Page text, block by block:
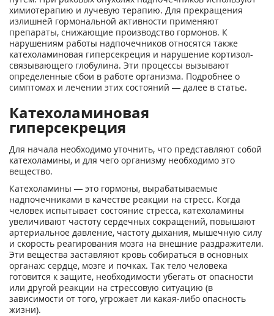
химиотерапию и лучевую терапию. Для прекращения
излишней гормональной активности применяют
препараты, снижающие производство гормонов. К
нарушениям работы надпочечников относятся также
катехоламиновая гиперсекреция и нарушение кортизол-
связывающего глобулина. Эти процессы вызывают
определенные сбои в работе организма. Подробнее о
симптомах и лечении этих состояний — далее в статье.
Катехоламиновая
гиперсекреция
Для начала необходимо уточнить, что представляют собой
катехоламины, и для чего организму необходимо это
вещество.
Катехоламины — это гормоны, вырабатываемые
надпочечниками в качестве реакции на стресс. Когда
человек испытывает состояние стресса, катехоламины
увеличивают частоту сердечных сокращений, повышают
артериальное давление, частоту дыхания, мышечную силу
и скорость реагирования мозга на внешние раздражители.
Эти вещества заставляют кровь собираться в основных
органах: сердце, мозге и почках. Так тело человека
готовится к защите, необходимости убегать от опасности
или другой реакции на стрессовую ситуацию (в
зависимости от того, угрожает ли какая-либо опасность
жизни).